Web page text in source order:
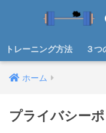
トレーニング方法 ３つ
ホーム
プライバシー